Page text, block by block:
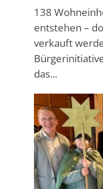
138
entstehen –
verkauft
das...